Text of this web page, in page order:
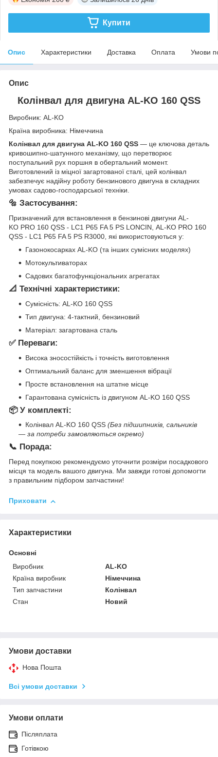
Купити
Опис Характеристики Доставка Оплата Умови
Опис
Колінвал для двигуна AL-KO 160 QSS
Виробник: AL-KO
Країна виробника: Німеччина
Колінвал для двигуна AL-KO 160 QSS — це ключова деталь
кривошипно-шатунного механізму, що перетворює
поступальний рух поршня в обертальний момент.
Виготовлений із міцної загартованої сталі, цей колінвал
забезпечує надійну роботу бензинового двигуна в складних
умовах садово-господарської техніки.
🔩 Застосування:
Призначений для встановлення в бензинові двигуни AL-
KO PRO 160 QSS - LC1 P65 FA 5 PS LONCIN, AL-KO PRO 160
QSS - LC1 P65 FA 5 PS R3000, які використовуються у:
Газонокосарках AL-KO (та інших сумісних моделях)
Мотокультиваторах
Садових багатофункціональних агрегатах
📐 Технічні характеристики:
Сумісність: AL-KO 160 QSS
Тип двигуна: 4-тактний, бензиновий
Матеріал: загартована сталь
✅ Переваги:
Висока зносостійкість і точність виготовлення
Оптимальний баланс для зменшення вібрації
Просте встановлення на штатне місце
Гарантована сумісність із двигуном AL-KO 160 QSS
📦 У комплекті:
Колінвал AL-KO 160 QSS (Без підшипників, сальників
— за потреби замовляються окремо)
📞 Порада:
Перед покупкою рекомендуємо уточнити розміри посадкового
місця та модель вашого двигуна. Ми завжди готові допомогти
з правильним підбором запчастини!
Приховати
Характеристики
Основні
Виробник
AL-KO
Країна виробник
Німеччина
Тип запчастини
Колінвал
Стан
Новий
Умови доставки
Нова Пошта
Всі умови доставки
Умови оплати
Післяплата
Готівкою